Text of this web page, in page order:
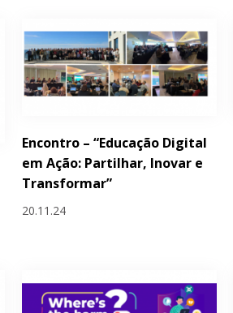
Encontro – “Educação Digital
em Ação: Partilhar, Inovar e
Transformar”
20.11.24